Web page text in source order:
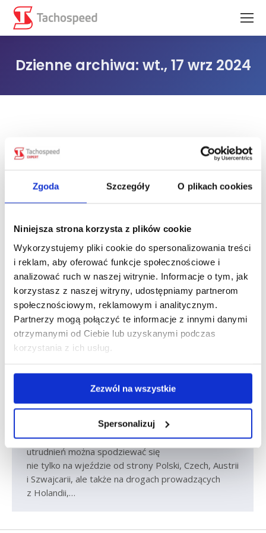
Zgoda Szczegóły O plikach cookies
Niniejsza strona korzysta z plików cookie
Wykorzystujemy pliki cookie do spersonalizowania treści
i reklam, aby oferować funkcje społecznościowe i
analizować ruch w naszej witrynie. Informacje o tym, jak
korzystasz z naszej witryny, udostępniamy partnerom
społecznościowym, reklamowym i analitycznym.
Partnerzy mogą połączyć te informacje z innymi danymi
otrzymanymi od Ciebie lub uzyskanymi podczas
korzystania z ich usług.
Zezwól na wszystkie
Spersonalizuj
Dzienne archiwa: wt., 17 wrz 2024
Ruszyły kontrole na niemieckich
granicach
Aktualności Marcin Szmandra wt., 17 wrz 2024
16 września rozpoczęły się tymczasowe kontrole
na wszystkich granicach lądowych naszych
co najmniej pół roku. Oznacza to jedno –
na niemieckich przejściach granicznych będą spore
kolejki. Zgodnie z wcześniejszymi zapowiedziami,
nasi zachodni sąsiedzi wprowadzili wczoraj kontrole
na granicach kolejnych krajów. Tym samym
utrudnień można spodziewać się
nie tylko na wjeździe od strony Polski, Czech, Austrii
i Szwajcarii, ale także na drogach prowadzących
z Holandii,…